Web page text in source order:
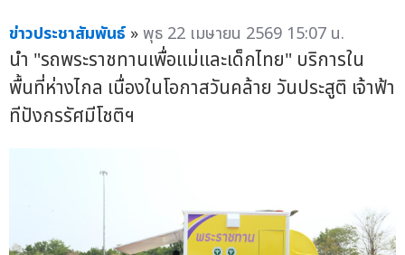
ข่าวประชาสัมพันธ์ »พุธ 22 เมษายน 2569 15:07 น.
นำ "รถพระราชทานเพื่อแม่และเด็กไทย" บริการใน
พื้นที่ห่างไกล เนื่องในโอกาสวันคล้าย วันประสูติ เจ้าฟ้า
ทีปังกรรัศมีโชติฯ